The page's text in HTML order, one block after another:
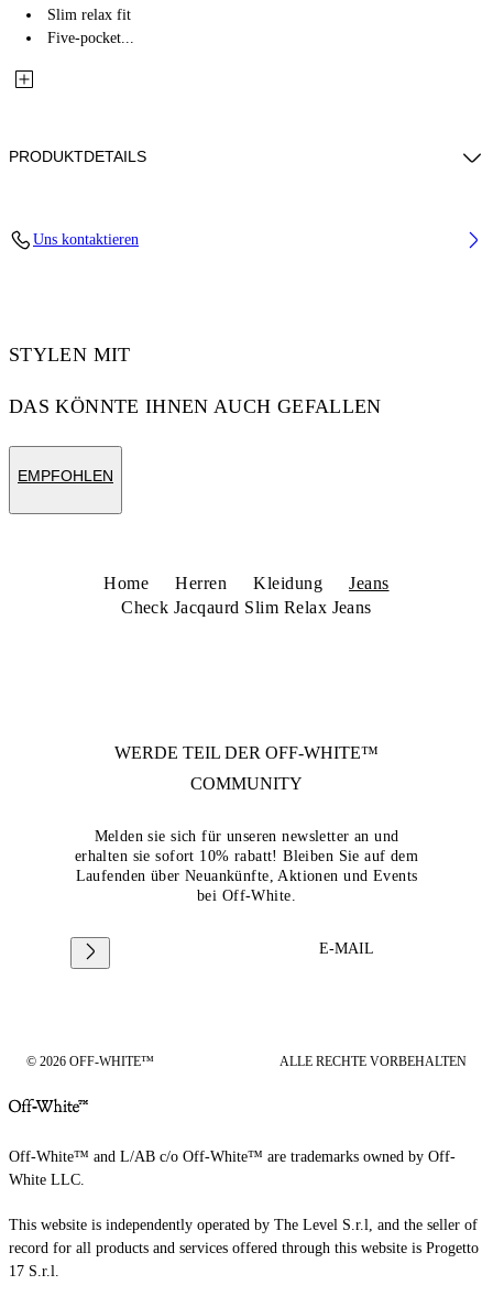
Slim relax fit
Five-pocket...
PRODUKTDETAILS
Uns kontaktieren
STYLEN MIT
DAS KÖNNTE IHNEN AUCH GEFALLEN
EMPFOHLEN
Home Herren Kleidung
Jeans
Check Jacqaurd Slim Relax Jeans
WERDE TEIL DER OFF-WHITE™
COMMUNITY
Melden sie sich für unseren newsletter an und
erhalten sie sofort 10% rabatt! Bleiben Sie auf dem
Laufenden über Neuankünfte, Aktionen und Events
bei Off-White.
E-MAIL
© 2026 OFF-WHITE™ ALLE RECHTE VORBEHALTEN
Off-White™ and L/AB c/o Off-White™ are trademarks owned by Off-
White LLC.
This website is independently operated by The Level S.r.l, and the seller of
record for all products and services offered through this website is Progetto
17 S.r.l.